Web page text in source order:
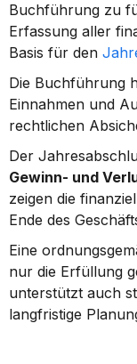
Buchführung zu
Erfassung aller
Basis für den
Die Buchführung
Einnahmen und
rechtlichen
Der
Gewinn- und
zeigen die
Ende des
Eine
nur die Erfüllung
unterstützt auch
langfristige